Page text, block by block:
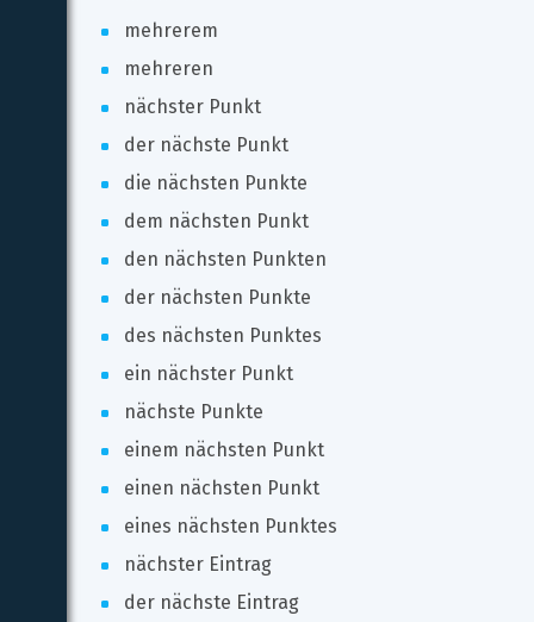
mehrerem
mehreren
nächster Punkt
der nächste Punkt
die nächsten Punkte
dem nächsten Punkt
den nächsten Punkten
der nächsten Punkte
des nächsten Punktes
ein nächster Punkt
nächste Punkte
einem nächsten Punkt
einen nächsten Punkt
eines nächsten Punktes
nächster Eintrag
der nächste Eintrag